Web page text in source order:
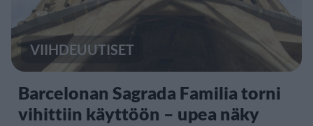
VIIHDEUUTISET
Barcelonan Sagrada Familia torni
vihittiin käyttöön – upea näky